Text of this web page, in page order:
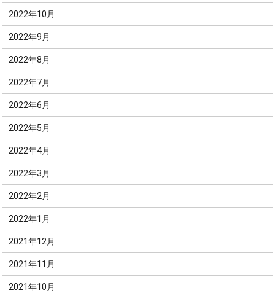
2022年10月
2022年9月
2022年8月
2022年7月
2022年6月
2022年5月
2022年4月
2022年3月
2022年2月
2022年1月
2021年12月
2021年11月
2021年10月